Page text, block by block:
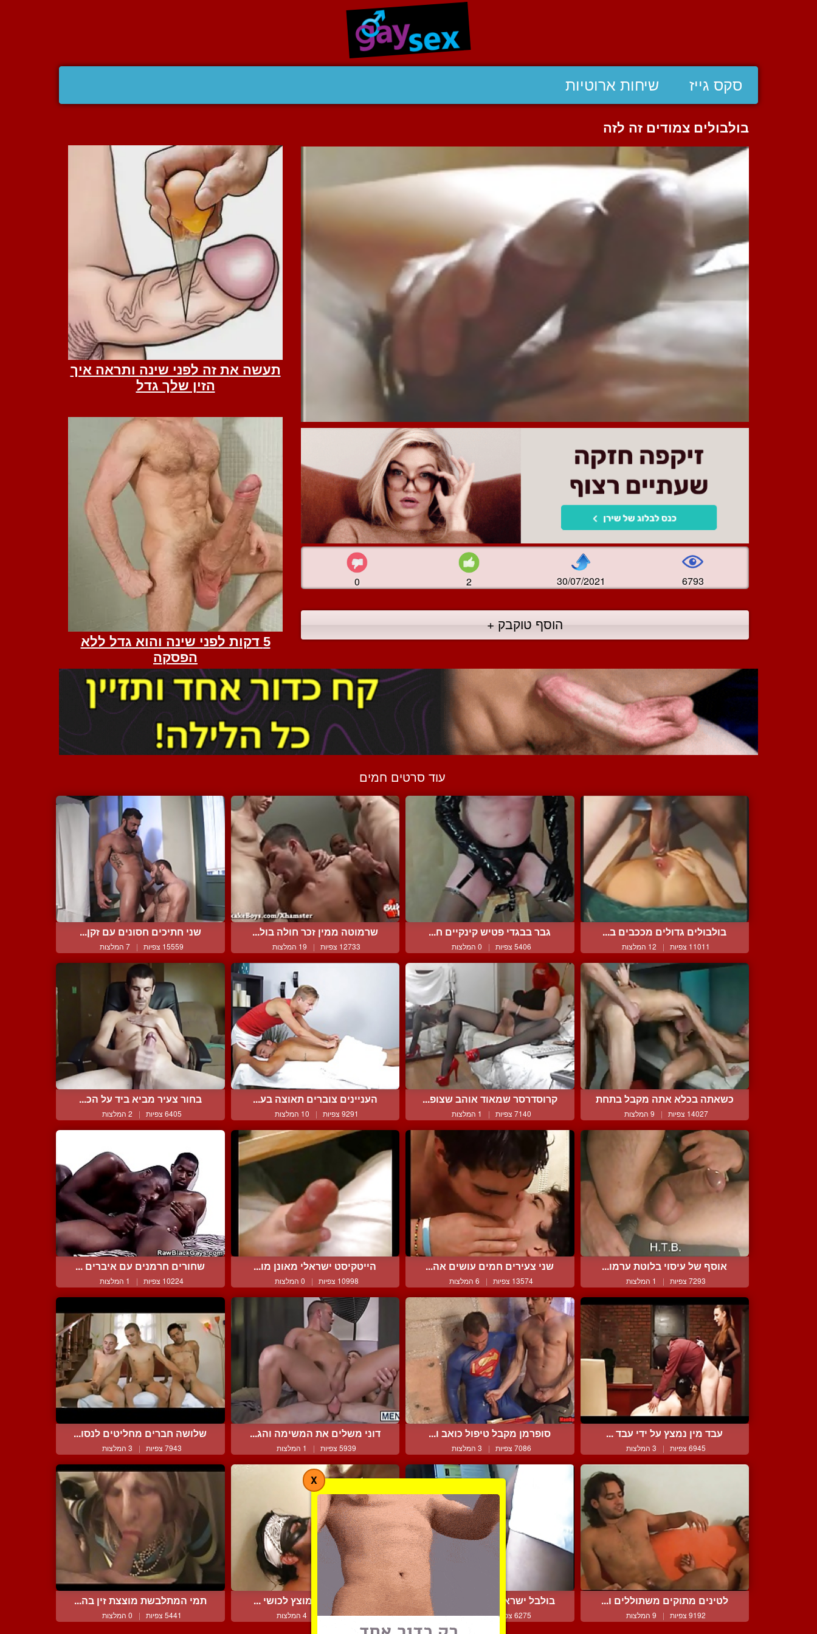
סקס גייז שיחות ארוטיות
בולבולים צמודים זה לזה
0 2 30/07/2021 6793
הוסף טוקבק +
עוד סרטים חמים
בולבולים גדולים מככבים ב...
11011 צפיות | 12 המלצות
גבר בבגדי פטיש קינקיים ח...
5406 צפיות | 0 המלצות
שרמוטה ממין זכר חולה בול...
12733 צפיות | 19 המלצות
שני חתיכים חסונים עם זקן...
15559 צפיות | 7 המלצות
כשאתה בכלא אתה מקבל בתחת
14027 צפיות | 9 המלצות
קרוסדרסר שמאוד אוהב שצופ...
7140 צפיות | 1 המלצות
העניינים צוברים תאוצה בע...
9291 צפיות | 10 המלצות
בחור צעיר מביא ביד על הכ...
6405 צפיות | 2 המלצות
אוסף של עיסוי בלוטת ערמו...
7293 צפיות | 1 המלצות
שני צעירים חמים עושים אה...
13574 צפיות | 6 המלצות
הייטקיסט ישראלי מאונן מו...
10998 צפיות | 0 המלצות
שחורים חרמנים עם איברים ...
10224 צפיות | 1 המלצות
עבד מין נמצץ על ידי עבד ...
6945 צפיות | 3 המלצות
סופרמן מקבל טיפול כואב ו...
7086 צפיות | 3 המלצות
דוני משלים את המשימה והג...
5939 צפיות | 1 המלצות
שלושה חברים מחליטים לנסו...
7943 צפיות | 3 המלצות
לטינים מתוקים משתוללים ו...
9192 צפיות | 9 המלצות
בולבל ישראלי עסיסי משופש...
6275 צפיות | 3 המלצות
דיסקרטי חרמן מוצץ לכושי ...
6956 צפיות | 4 המלצות
תמי המתלבשת מוצצת זין בה...
5441 צפיות | 0 המלצות
X